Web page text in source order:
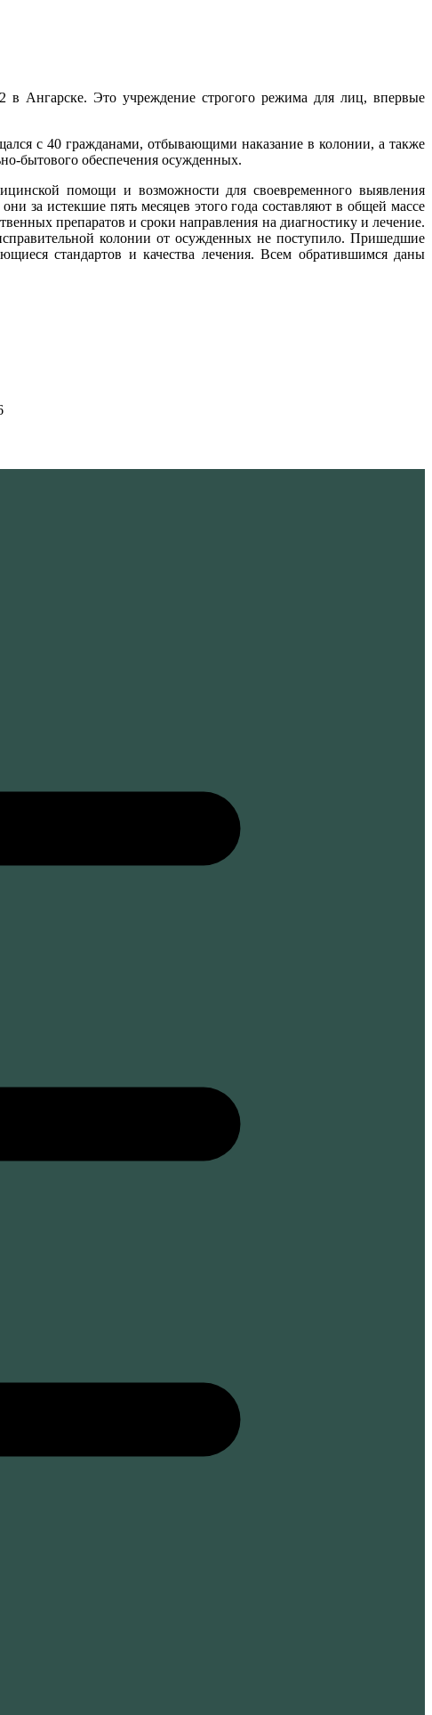
Ангарске. Это учреждение строгого режима для лиц, впервые
с 40 гражданами, отбывающими наказание в колонии, а также
бытового обеспечения осужденных.
помощи и возможности для своевременного выявления
за истекшие пять месяцев этого года составляют в общей массе
препаратов и сроки направления на диагностику и лечение.
колонии от осужденных не поступило. Пришедшие
стандартов и качества лечения. Всем обратившимся даны